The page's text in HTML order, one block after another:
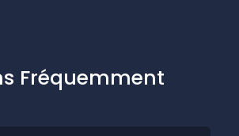
Fréquemment